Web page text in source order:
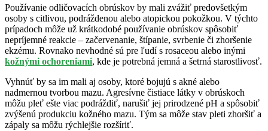
Používanie odličovacích obrúskov by mali zvážiť predovšetkým
osoby s citlivou, podráždenou alebo atopickou pokožkou. V týchto
prípadoch môže už krátkodobé používanie obrúskov spôsobiť
nepríjemné reakcie – začervenanie, štípanie, svrbenie či zhoršenie
ekzému. Rovnako nevhodné sú pre ľudí s rosaceou alebo inými
kožnými ochoreniami, kde je potrebná jemná a šetrná starostlivosť.
Vyhnúť by sa im mali aj osoby, ktoré bojujú s akné alebo
nadmernou tvorbou mazu. Agresívne čistiace látky v obrúskoch
môžu pleť ešte viac podráždiť, narušiť jej prirodzené pH a spôsobiť
zvýšenú produkciu kožného mazu. Tým sa môže stav pleti zhoršiť a
zápaly sa môžu rýchlejšie rozšíriť.